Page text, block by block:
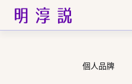
主
個人品牌